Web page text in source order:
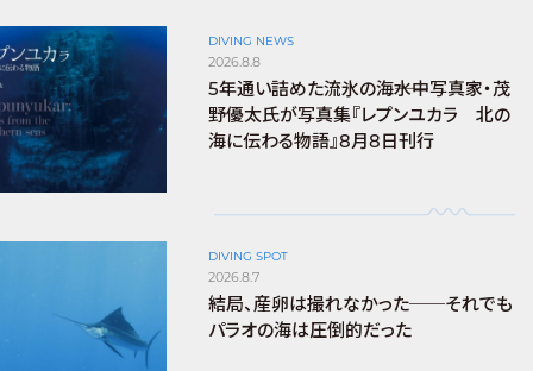
DIVING NEWS
2026.8.8
5年通い詰めた流氷の海――水中写真家・茂
野優太氏が写真集『レプンユカラ 北の
海に伝わる物語』8月8日刊行
DIVING SPOT
2026.8.7
結局、産卵は撮れなかった──それでも
パラオの海は圧倒的だった